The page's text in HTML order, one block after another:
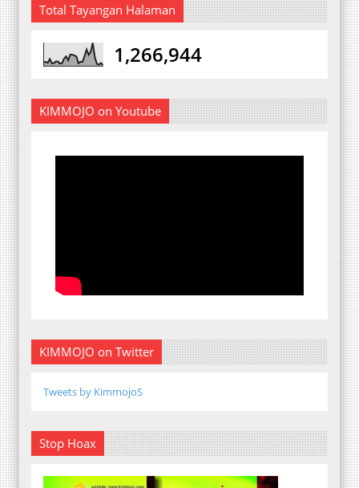
Total Tayangan Halaman
1,266,944
KIMMOJO on Youtube
KIMMOJO on Twitter
Tweets by KimmojoS
Stop Hoax